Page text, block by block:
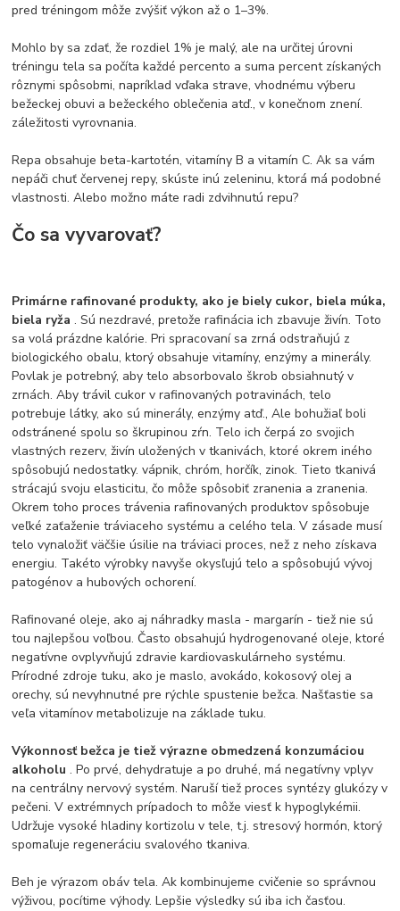
pred tréningom môže zvýšiť výkon až o 1–3%.
Mohlo by sa zdať, že rozdiel 1% je malý, ale na určitej úrovni
tréningu tela sa počíta každé percento a suma percent získaných
rôznymi spôsobmi, napríklad vďaka strave, vhodnému výberu
bežeckej obuvi a bežeckého oblečenia atď., v konečnom znení.
záležitosti vyrovnania.
Repa obsahuje beta-kartotén, vitamíny B a vitamín C. Ak sa vám
nepáči chuť červenej repy, skúste inú zeleninu, ktorá má podobné
vlastnosti. Alebo možno máte radi zdvihnutú repu?
Čo sa vyvarovať?
Primárne rafinované produkty, ako je biely cukor, biela múka,
biela ryža. Sú nezdravé, pretože rafinácia ich zbavuje živín. Toto
sa volá prázdne kalórie. Pri spracovaní sa zrná odstraňujú z
biologického obalu, ktorý obsahuje vitamíny, enzýmy a minerály.
Povlak je potrebný, aby telo absorbovalo škrob obsiahnutý v
zrnách. Aby trávil cukor v rafinovaných potravinách, telo
potrebuje látky, ako sú minerály, enzýmy atď., Ale bohužiaľ boli
odstránené spolu so škrupinou zŕn. Telo ich čerpá zo svojich
vlastných rezerv, živín uložených v tkanivách, ktoré okrem iného
spôsobujú nedostatky. vápnik, chróm, horčík, zinok. Tieto tkanivá
strácajú svoju elasticitu, čo môže spôsobiť zranenia a zranenia.
Okrem toho proces trávenia rafinovaných produktov spôsobuje
veľké zaťaženie tráviaceho systému a celého tela. V zásade musí
telo vynaložiť väčšie úsilie na tráviaci proces, než z neho získava
energiu. Takéto výrobky navyše okysľujú telo a spôsobujú vývoj
patogénov a hubových ochorení.
Rafinované oleje, ako aj náhradky masla - margarín - tiež nie sú
tou najlepšou voľbou. Často obsahujú hydrogenované oleje, ktoré
negatívne ovplyvňujú zdravie kardiovaskulárneho systému.
Prírodné zdroje tuku, ako je maslo, avokádo, kokosový olej a
orechy, sú nevyhnutné pre rýchle spustenie bežca. Našťastie sa
veľa vitamínov metabolizuje na základe tuku.
Výkonnosť bežca je tiež výrazne obmedzená konzumáciou
alkoholu. Po prvé, dehydratuje a po druhé, má negatívny vplyv
na centrálny nervový systém. Naruší tiež proces syntézy glukózy v
pečeni. V extrémnych prípadoch to môže viesť k hypoglykémii.
Udržuje vysoké hladiny kortizolu v tele, t.j. stresový hormón, ktorý
spomaľuje regeneráciu svalového tkaniva.
Beh je výrazom obáv tela. Ak kombinujeme cvičenie so správnou
výživou, pocítime výhody. Lepšie výsledky sú iba ich časťou.